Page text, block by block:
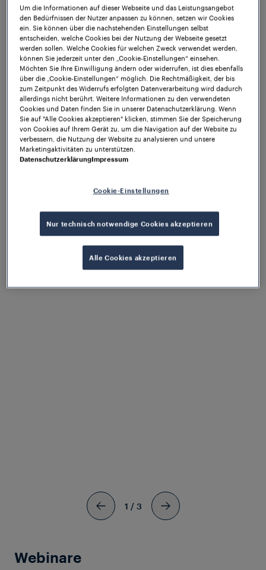
Unternehmen
Frauscher gibt
Unternehmen
1 / 3
Datenblätter
Hier haben Sie Zugriff zu den Datenblättern unserer
Frauscher-Produkte.
Alle anzeigen
1 / 3
Webinare
Um die Informationen auf dieser Webseite und das Leistungsangebot
den Bedürfnissen der Nutzer anpassen zu können, setzen wir Cookies
ein. Sie können über die nachstehenden Einstellungen selbst
entscheiden, welche Cookies bei der Nutzung der Webseite gesetzt
werden sollen. Welche Cookies für welchen Zweck verwendet werden,
können Sie jederzeit unter den „Cookie-Einstellungen“ einsehen.
Möchten Sie Ihre Einwilligung ändern oder widerrufen, ist dies ebenfalls
über die „Cookie-Einstellungen“ möglich. Die Rechtmäßigkeit, der bis
zum Zeitpunkt des Widerrufs erfolgten Datenverarbeitung wird dadurch
allerdings nicht berührt. Weitere Informationen zu den verwendeten
Cookies und Daten finden Sie in unserer Datenschutzerklärung. Wenn
Sie auf "Alle Cookies akzeptieren" klicken, stimmen Sie der Speicherung
von Cookies auf Ihrem Gerät zu, um die Navigation auf der Website zu
verbessern, die Nutzung der Website zu analysieren und unsere
Marketingaktivitäten zu unterstützen.
DatenschutzerklärungImpressum
Cookie-Einstellungen
Nur technisch notwendige Cookies akzeptieren
Alle Cookies akzeptieren